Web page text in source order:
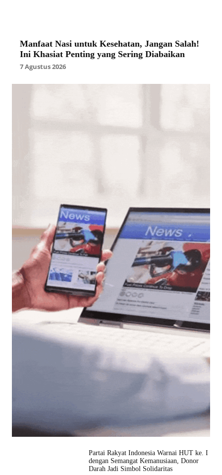
Manfaat Nasi untuk Kesehatan, Jangan Salah!
Ini Khasiat Penting yang Sering Diabaikan
7 Agustus 2026
Partai Rakyat Indonesia Warnai HUT ke. I
dengan Semangat Kemanusiaan, Donor
Darah Jadi Simbol Solidaritas